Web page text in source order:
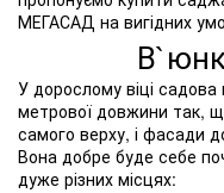
МЕГАСАД на вигідних
У дорослому віці садова
метрової довжини так,
самого верху, і фасади
Вона добре буде себе
дуже різних місцях: